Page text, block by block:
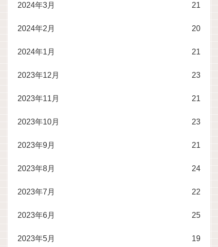
2024年3月 21
2024年2月 20
2024年1月 21
2023年12月 23
2023年11月 21
2023年10月 23
2023年9月 21
2023年8月 24
2023年7月 22
2023年6月 25
2023年5月 19